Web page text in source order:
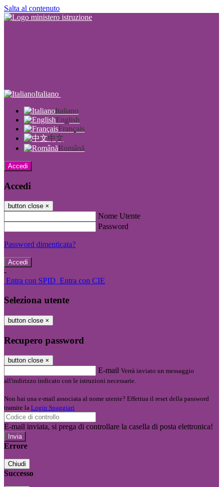
Salta al contenuto
Italiano
Italiano
English
Français
中文
Română
Accedi
Accedi
button close ×
Nome Utente
Password
Password dimenticata?
-
Entra con SPID Entra con CIE
Seleziona utente
button close ×
Recupero password
button close ×
E-mail Verrà inviato un messaggio
all'indirizzo indicato con le istruzioni necessarie.
Non hai una e-mail associata al nome utente? Effettua il reset della password
tramite la Login Spaggiari
E-mail inviata, si prega di controllare la casella di posta elettronica!
Errore
Chiudi
Successo